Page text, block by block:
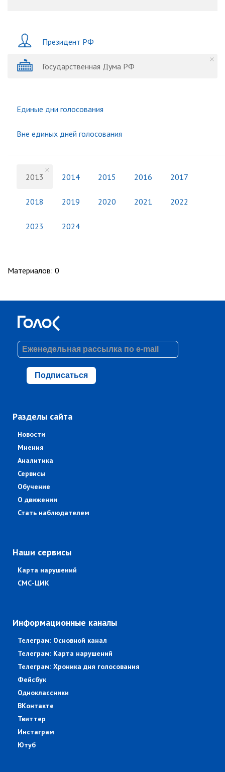
Президент РФ
Государственная Дума РФ
Единые дни голосования
Вне единых дней голосования
2013 2014 2015 2016 2017
2018 2019 2020 2021 2022
2023 2024
Материалов: 0
Подписаться
Разделы сайта
Новости
Мнения
Аналитика
Сервисы
Обучение
О движении
Стать наблюдателем
Наши сервисы
Карта нарушений
СМС-ЦИК
Информационные каналы
Телеграм: Основной канал
Телеграм: Карта нарушений
Телеграм: Хроника дня голосования
Фейсбук
Одноклассники
ВКонтакте
Твиттер
Инстаграм
Ютуб